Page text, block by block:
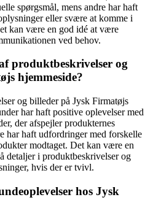
spørgsmål, mens andre har haft
eller svære at komme i
kan være en god idé at være
ved behov.
produktbeskrivelser og
hjemmeside?
og billeder på Jysk Firmatøjs
har haft positive oplevelser med
der afspejler produkternes
har haft udfordringer med forskelle
modtaget. Det kan være en
detaljer i produktbeskrivelser og
hvis der er tvivl.
hos Jysk